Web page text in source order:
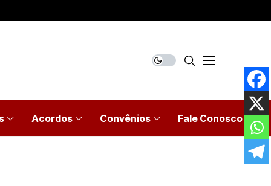
Acordos Convênios Fale Conosco